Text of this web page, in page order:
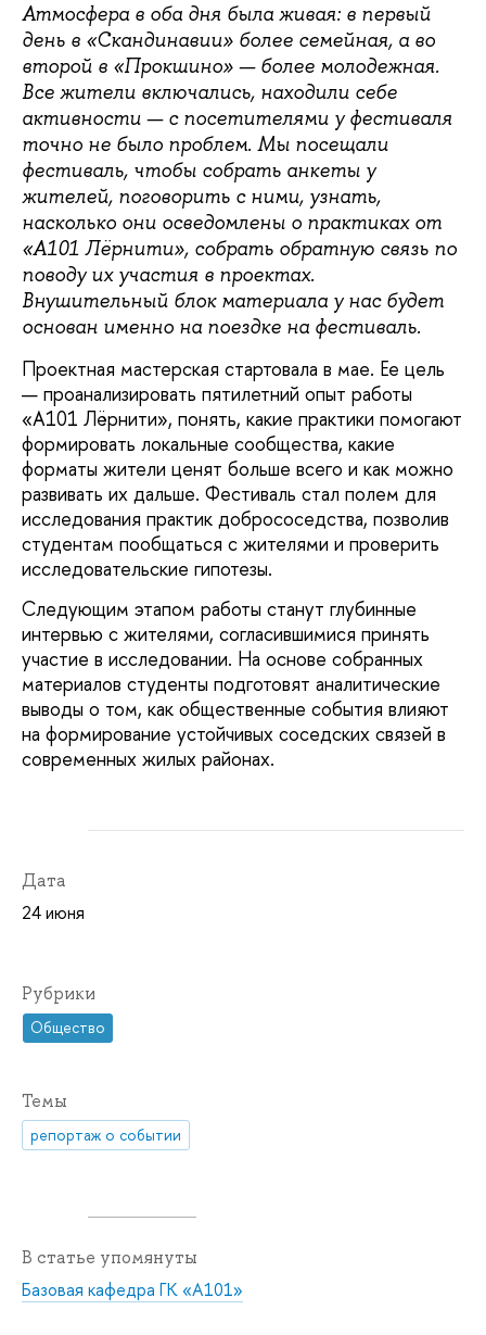
Атмосфера в оба дня была живая: в первый
день в «Скандинавии» более семейная, а во
второй в «Прокшино» — более молодежная.
Все жители включались, находили себе
активности — с посетителями у фестиваля
точно не было проблем. Мы посещали
фестиваль, чтобы собрать анкеты у
жителей, поговорить с ними, узнать,
насколько они осведомлены о практиках от
«А101 Лёрнити», собрать обратную связь по
поводу их участия в проектах.
Внушительный блок материала у нас будет
основан именно на поездке на фестиваль.
Проектная мастерская стартовала в мае. Ее цель
— проанализировать пятилетний опыт работы
«А101 Лёрнити», понять, какие практики помогают
формировать локальные сообщества, какие
форматы жители ценят больше всего и как можно
развивать их дальше. Фестиваль стал полем для
исследования практик добрососедства, позволив
студентам пообщаться с жителями и проверить
исследовательские гипотезы.
Следующим этапом работы станут глубинные
интервью с жителями, согласившимися принять
участие в исследовании. На основе собранных
материалов студенты подготовят аналитические
выводы о том, как общественные события влияют
на формирование устойчивых соседских связей в
современных жилых районах.
Дата
24 июня
Рубрики
Общество
Темы
репортаж о событии
В статье упомянуты
Базовая кафедра ГК «А101»